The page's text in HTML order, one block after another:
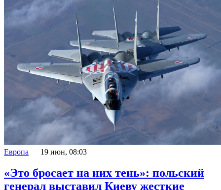
Европа 19 июн, 08:03
«Это бросает на них тень»: польский
генерал выставил Киеву жесткие